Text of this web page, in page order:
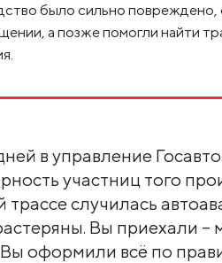
было сильно
а позже помогли найти
в управление
участниц того
трассе случилась
Вы приехали –
оформили всё по